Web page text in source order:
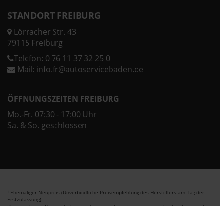
STANDORT FREIBURG
Lörracher Str. 43
79115 Freiburg
Telefon: 0 76 11 37 32 25 0
Mail: info.fr@autoservicebaden.de
ÖFFNUNGSZEITEN FREIBURG
Mo.-Fr. 07:30 - 17:00 Uhr
Sa. & So. geschlossen
1 Ehemaliger Neupreis (Unverbindliche Preisempfehlung des Herstellers am Tag der
Erstzulassung).